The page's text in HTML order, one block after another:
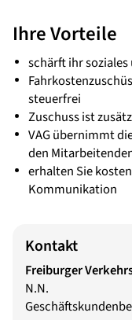
Ihre Vorteile
schärft ihr
steuerfrei
Zuschuss ist
VAG übernimmt
den
erhalten Sie
Kommunikation
Kontakt
Freiburger
N.N.